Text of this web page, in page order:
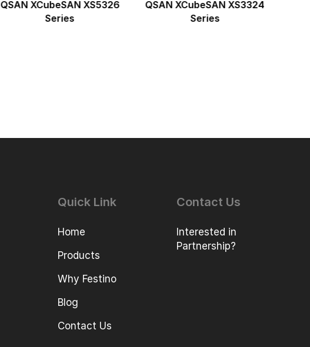
QSAN XCubeSAN XS5326
Series
QSAN XCubeSAN XS3324
Series
Quick Link
Home
Products
Why Festino
Blog
Contact Us
Contact Us
Interested in
Partnership?